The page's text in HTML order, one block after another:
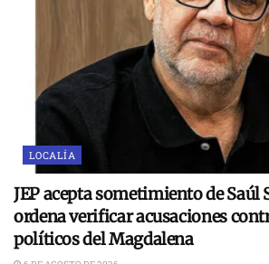
LOCALÍA
JEP acepta sometimiento de Saúl
ordena verificar acusaciones
políticos del Magdalena